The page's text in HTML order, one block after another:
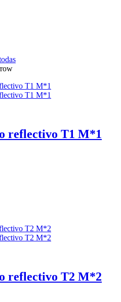
reflectivo T1 M*1
reflectivo T2 M*2